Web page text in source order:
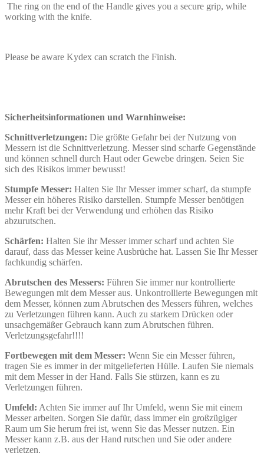
The ring on the end of the Handle gives you a secure grip, while
working with the knife.
Please be aware Kydex can scratch the Finish.
Sicherheitsinformationen und Warnhinweise:
Schnittverletzungen: Die größte Gefahr bei der Nutzung von
Messern ist die Schnittverletzung. Messer sind scharfe Gegenstände
und können schnell durch Haut oder Gewebe dringen. Seien Sie
sich des Risikos immer bewusst!
Stumpfe Messer: Halten Sie Ihr Messer immer scharf, da stumpfe
Messer ein höheres Risiko darstellen. Stumpfe Messer benötigen
mehr Kraft bei der Verwendung und erhöhen das Risiko
abzurutschen.
Schärfen: Halten Sie ihr Messer immer scharf und achten Sie
darauf, dass das Messer keine Ausbrüche hat. Lassen Sie Ihr Messer
fachkundig schärfen.
Abrutschen des Messers: Führen Sie immer nur kontrollierte
Bewegungen mit dem Messer aus. Unkontrollierte Bewegungen mit
dem Messer, können zum Abrutschen des Messers führen, welches
zu Verletzungen führen kann. Auch zu starkem Drücken oder
unsachgemäßer Gebrauch kann zum Abrutschen führen.
Verletzungsgefahr!!!!
Fortbewegen mit dem Messer: Wenn Sie ein Messer führen,
tragen Sie es immer in der mitgelieferten Hülle. Laufen Sie niemals
mit dem Messer in der Hand. Falls Sie stürzen, kann es zu
Verletzungen führen.
Umfeld: Achten Sie immer auf Ihr Umfeld, wenn Sie mit einem
Messer arbeiten. Sorgen Sie dafür, dass immer ein großzügiger
Raum um Sie herum frei ist, wenn Sie das Messer nutzen. Ein
Messer kann z.B. aus der Hand rutschen und Sie oder andere
verletzen.